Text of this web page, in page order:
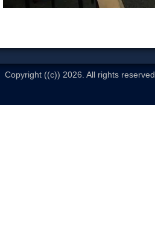
Copyright ((c)) 2026. All rights reserved.